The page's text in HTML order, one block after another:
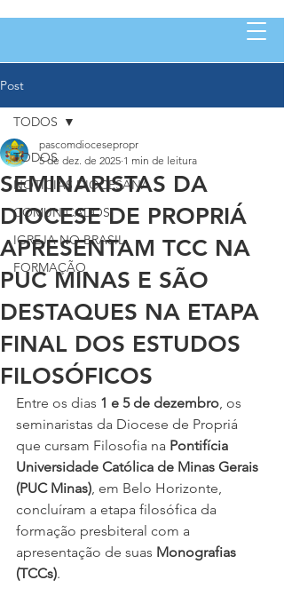
Post
TODOS
NOTÍCIAS DIOCESANA
COMUNICADOS
IGREJA NO BRASIL
FORMAÇÃO
TODOS
SEMINARISTAS DA
DIOCESE DE PROPRIÁ
APRESENTAM TCC NA
PUC MINAS E SÃO
DESTAQUES NA ETAPA
FINAL DOS ESTUDOS
FILOSÓFICOS
pascomdiocesepropr
5 de dez. de 2025 1 min de leitura
Entre os dias 1 e 5 de dezembro, os
seminaristas da Diocese de Propriá
que cursam Filosofia na Pontifícia
Universidade Católica de Minas Gerais
(PUC Minas), em Belo Horizonte,
concluíram a etapa filosófica da
formação presbiteral com a
apresentação de suas Monografias
(TCCs).